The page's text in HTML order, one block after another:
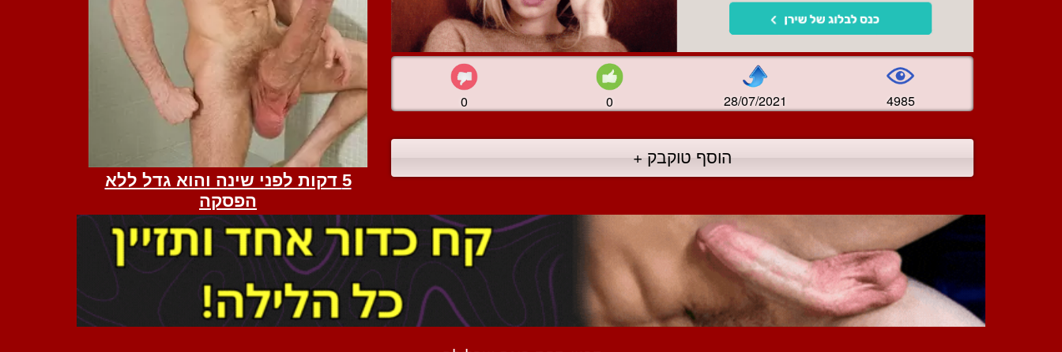
0 0 28/07/2021 4985
הוסף טוקבק +